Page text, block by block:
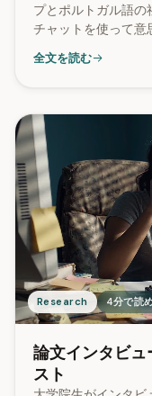
プとポルトガル語の
チャットを使って意
は、文字起こしの
全文を読む
Research 4分で読
論文インタビュ
スト